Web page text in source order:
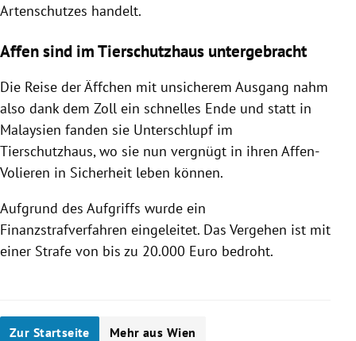
Artenschutzes handelt.
Affen sind im Tierschutzhaus untergebracht
Die Reise der Äffchen mit unsicherem Ausgang nahm
also dank dem Zoll ein schnelles Ende und statt in
Malaysien fanden sie Unterschlupf im
Tierschutzhaus, wo sie nun vergnügt in ihren Affen-
Volieren in Sicherheit leben können.
Aufgrund des Aufgriffs wurde ein
Finanzstrafverfahren eingeleitet. Das Vergehen ist mit
einer Strafe von bis zu 20.000 Euro bedroht.
Zur Startseite Mehr aus Wien